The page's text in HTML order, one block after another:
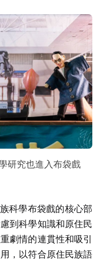
研究也進入布袋戲
科學布袋戲的核心部
到科學知識和原住民
劇情的連貫性和吸引
，以符合原住民族語